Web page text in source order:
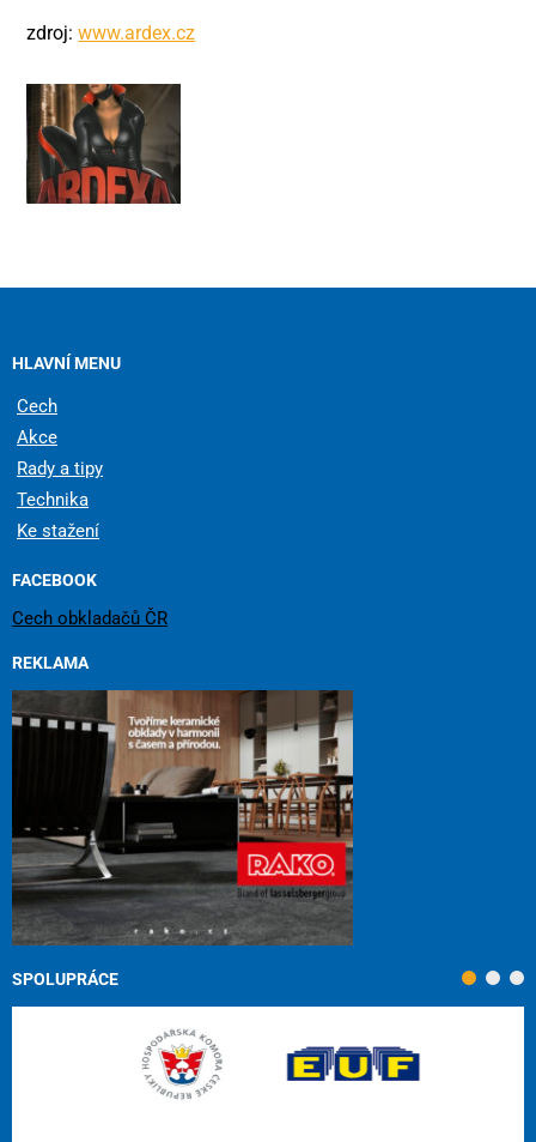
zdroj:www.ardex.cz
HLAVNÍ MENU
Cech
Akce
Rady a tipy
Technika
Ke stažení
FACEBOOK
Cech obkladačů ČR
REKLAMA
SPOLUPRÁCE